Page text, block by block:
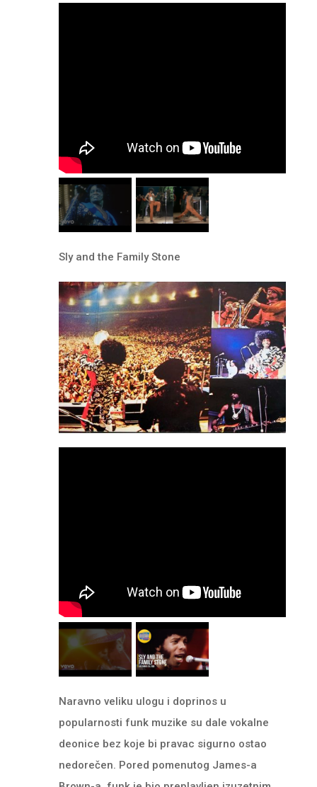
Sly and the Family Stone
Naravno veliku ulogu i doprinos u
popularnosti funk muzike su dale vokalne
deonice bez koje bi pravac sigurno ostao
nedorečen. Pored pomenutog James-a